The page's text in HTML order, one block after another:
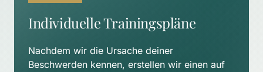
Individuelle Trainingspläne
Nachdem wir die Ursache deiner
Beschwerden kennen, erstellen wir einen auf